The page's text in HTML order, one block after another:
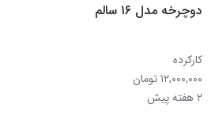
دوچرخه مدل ۱۶ سالم
کارکرده
۱۲,۰۰۰,۰۰۰ تومان
۲ هفته پیش